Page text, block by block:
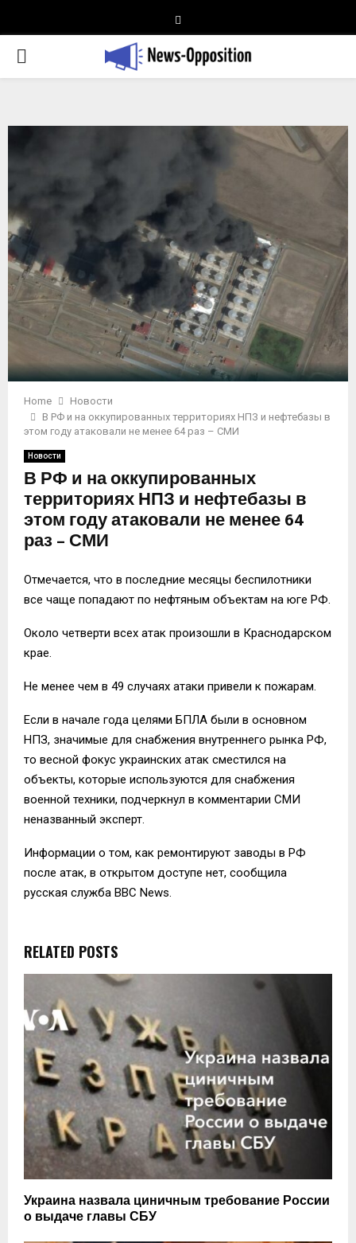
PRIMARY
Home
Новости
В РФ и на оккупированных территориях НПЗ и нефтебазы в
этом году атаковали не менее 64 раз – СМИ
Новости
В РФ и на оккупированных
территориях НПЗ и нефтебазы в
этом году атаковали не менее 64
раз – СМИ
Отмечается, что в последние месяцы беспилотники
все чаще попадают по нефтяным объектам на юге РФ.
Около четверти всех атак произошли в Краснодарском
крае.
Не менее чем в 49 случаях атаки привели к пожарам.
Если в начале года целями БПЛА были в основном
НПЗ, значимые для снабжения внутреннего рынка РФ,
то весной фокус украинских атак сместился на
объекты, которые используются для снабжения
военной техники, подчеркнул в комментарии СМИ
неназванный эксперт.
Информации о том, как ремонтируют заводы в РФ
после атак, в открытом доступе нет, сообщила
русская служба BBC News.
RELATED POSTS
Украина назвала циничным требование России
о выдаче главы СБУ